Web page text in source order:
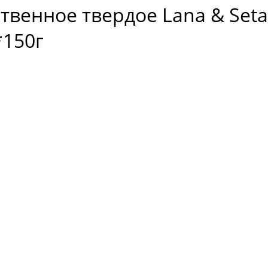
твердое Lana &